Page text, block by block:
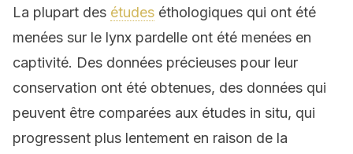
La plupart des études éthologiques qui ont été
menées sur le lynx pardelle ont été menées en
captivité. Des données précieuses pour leur
conservation ont été obtenues, des données qui
peuvent être comparées aux études in situ, qui
progressent plus lentement en raison de la